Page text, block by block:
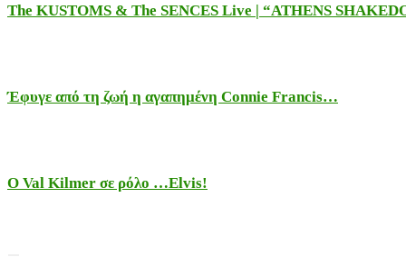
The KUSTOMS & The SENCES Live | “ATHENS
Έφυγε από τη ζωή η αγαπημένη Connie Francis…
Ο Val Kilmer σε ρόλο …Elvis!